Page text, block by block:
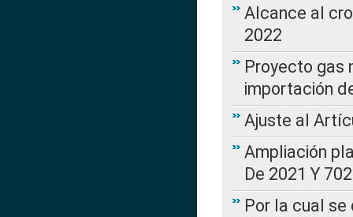
Alcance al
2022
Proyecto gas
importación
Ajuste al
Ampliación
De 2021 Y
Por la cual